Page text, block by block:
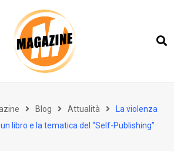
Blog Attualità
La violenza
libro e la tematica del “Self-Publishing”